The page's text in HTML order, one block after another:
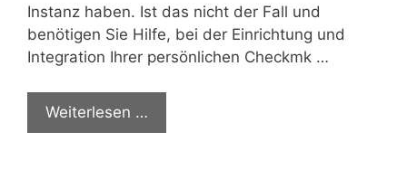
Instanz haben. Ist das nicht der Fall und
benötigen Sie Hilfe, bei der Einrichtung und
Integration Ihrer persönlichen Checkmk …
Weiterlesen …